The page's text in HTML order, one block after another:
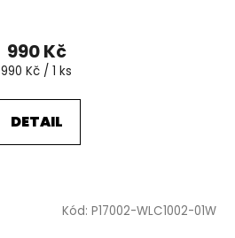
990 Kč
Měrná
990 Kč / 1 ks
DETAIL
Kód: P17002-WLC1002-01W